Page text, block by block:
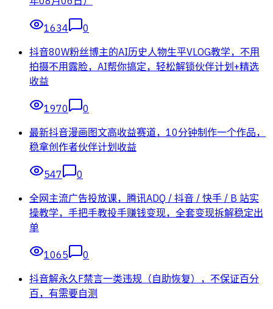
1634
0
抖音80W粉丝博主的AI历史人物生平VLOG教学，不用
拍摄不用露脸，AI帮你搞定，轻松解锁伙伴计划+精选
收益
1970
0
最新抖音漫画图文高收益赛道，10分钟制作一个作品，
稳拿创作者伙伴计划收益
547
0
全网主流广告投放课，腾讯ADQ / 抖音 / 快手 / B 站实
操教学，手把手教投手赚钱变现，全套变现拆解稳定出
单
1065
0
抖音解永久F禁言一类违规（自助恢复），不保证百分
百，有需要自测